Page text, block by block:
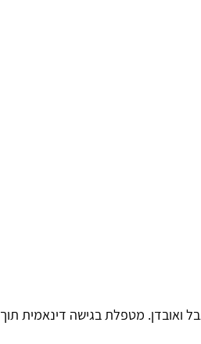
ואובדן. מטפלת בגישה דינאמית תוך